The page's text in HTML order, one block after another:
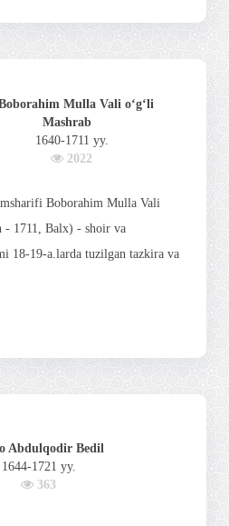
Mulla Vali o‘g‘li
Mashrab
1640-1711 yy.
2022
Boborahim Mulla Vali
- 1711, Balx) - shoir va
18-19-a.larda tuzilgan tazkira va
Abdulqodir Bedil
1644-1721 yy.
363